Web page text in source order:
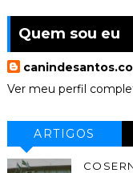
Quem sou eu
Ver meu perfil
ARTIGOS